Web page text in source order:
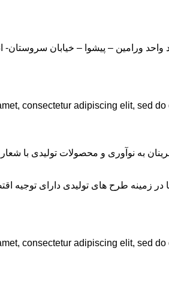
consectetur adipiscing elit, sed
به نوآوری و محصولات تولیدی با
طرح های تولیدی دارای توجیه
consectetur adipiscing elit, sed